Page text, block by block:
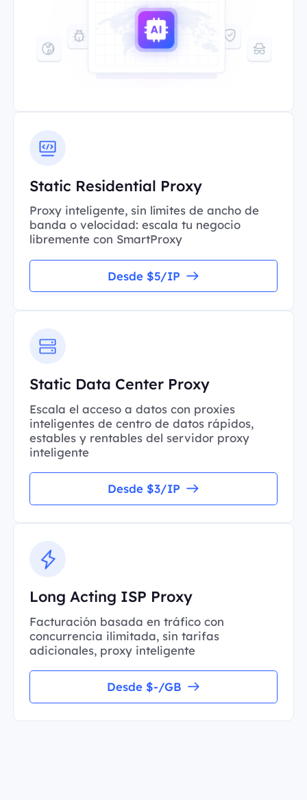
Static Residential Proxy
Proxy inteligente, sin límites de ancho de
banda o velocidad: escala tu negocio
libremente con SmartProxy
Desde $5/IP
Static Data Center Proxy
Escala el acceso a datos con proxies
inteligentes de centro de datos rápidos,
estables y rentables del servidor proxy
inteligente
Desde $3/IP
Long Acting ISP Proxy
Facturación basada en tráfico con
concurrencia ilimitada, sin tarifas
adicionales, proxy inteligente
Desde $-/GB